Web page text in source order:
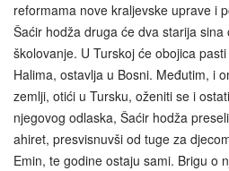
reformama nove kraljevske uprave i
Šaćir hodža druga će dva starija
školovanje. U Turskoj će obojica
Halima, ostavlja u Bosni. Međutim, i
zemlji, otići u Tursku, oženiti se i
njegovog odlaska, Šaćir hodža
ahiret, presvisnuvši od tuge za
Emin, te godine ostaju sami. Brigu o